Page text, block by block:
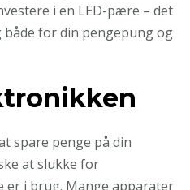
i en LED-pære – det
for din pengepung og
spare penge på din
at slukke for
er i brug. Mange apparater